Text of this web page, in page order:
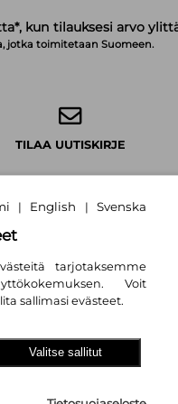
kun tilauksesi arvo
jotka toimitetaan Suomeen.
TILAA UUTISKIRJE
-
Taatila,Mika
€
| English | Svenska
tarjotaksemme
Voit
sallimasi evästeet.
Valitse sallitut